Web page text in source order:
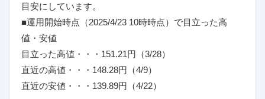
目安にしています。
■運用開始時点（2025/4/23 10時時点）で目立った高
値・安値
目立った高値・・・151.21円（3/28）
直近の高値・・・148.28円（4/9）
直近の安値・・・139.89円（4/22）